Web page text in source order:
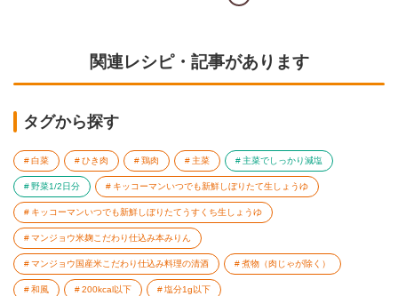
関連レシピ・記事があります
タグから探す
白菜 ひき肉 鶏肉 主菜 主菜でしっかり減塩
野菜1/2日分 キッコーマンいつでも新鮮しぼりたて生しょうゆ
キッコーマンいつでも新鮮しぼりたてうすくち生しょうゆ
マンジョウ米麹こだわり仕込み本みりん
マンジョウ国産米こだわり仕込み料理の清酒 煮物（肉じゃが除く）
和風 200kcal以下 塩分1g以下